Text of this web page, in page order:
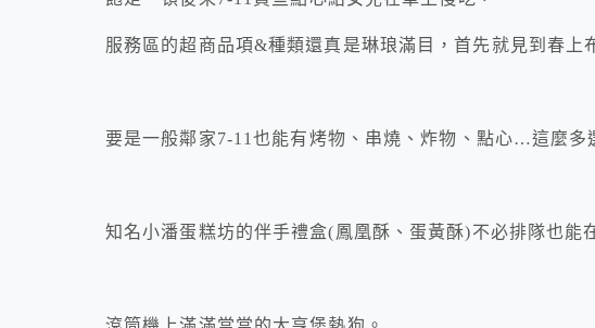
服務區的超商品項&種類還真是琳琅滿目，首先就見到春上
要是一般鄰家7-11也能有烤物、串燒、炸物、點心…這麼多
知名小潘蛋糕坊的伴手禮盒(鳳凰酥、蛋黃酥)不必排隊也能